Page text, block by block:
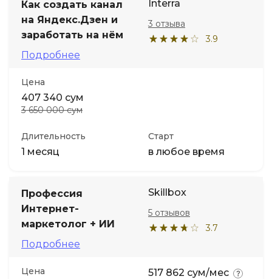
Как создать канал
на Яндекс.Дзен и
заработать на нём
Подробнее
Interra
3.9
3 отзыва
Цена
407 340 сум
3 650 000 сум
Длительность
1 месяц
Старт
в любое время
Профессия
Интернет-
маркетолог + ИИ
Подробнее
Skillbox
3.7
5 отзывов
Цена 517 862 сум/мес